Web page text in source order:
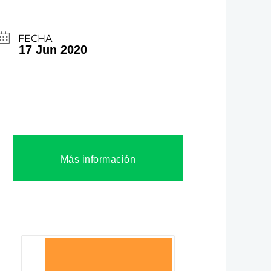
FECHA
17 Jun 2020
Más información